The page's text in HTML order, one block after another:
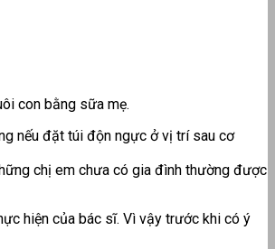
con bằng sữa mẹ.
nếu đặt túi độn ngực ở vị trí sau cơ
chị em chưa có gia đình thường được
hiện của bác sĩ. Vì vậy trước khi có ý